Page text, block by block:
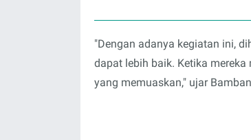
"Dengan adanya kegiatan ini,
dapat lebih baik. Ketika
yang memuaskan," ujar